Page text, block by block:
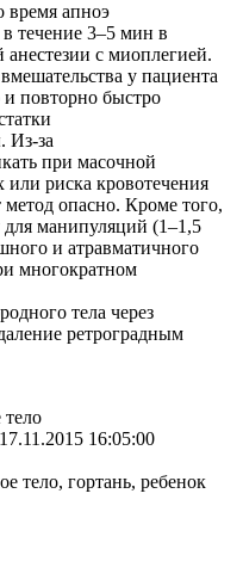
время апноэ
течение 3–5 мин в
с миоплегией.
у пациента
повторно быстро
Из-за
при масочной
или риска кровотечения
опасно. Кроме того,
для манипуляций (1–1,5
и атравматичного
многократном
тела через
ретроградным
тело
16:05:00
тело, гортань, ребенок